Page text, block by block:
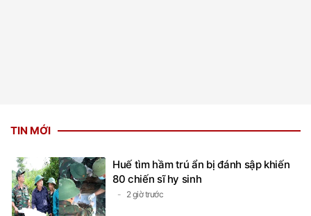
TIN MỚI
Huế tìm hầm trú ẩn bị đánh sập khiến
80 chiến sĩ hy sinh
2 giờ trước